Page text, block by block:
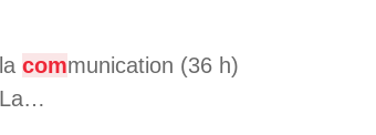
communication (36 h)
La…